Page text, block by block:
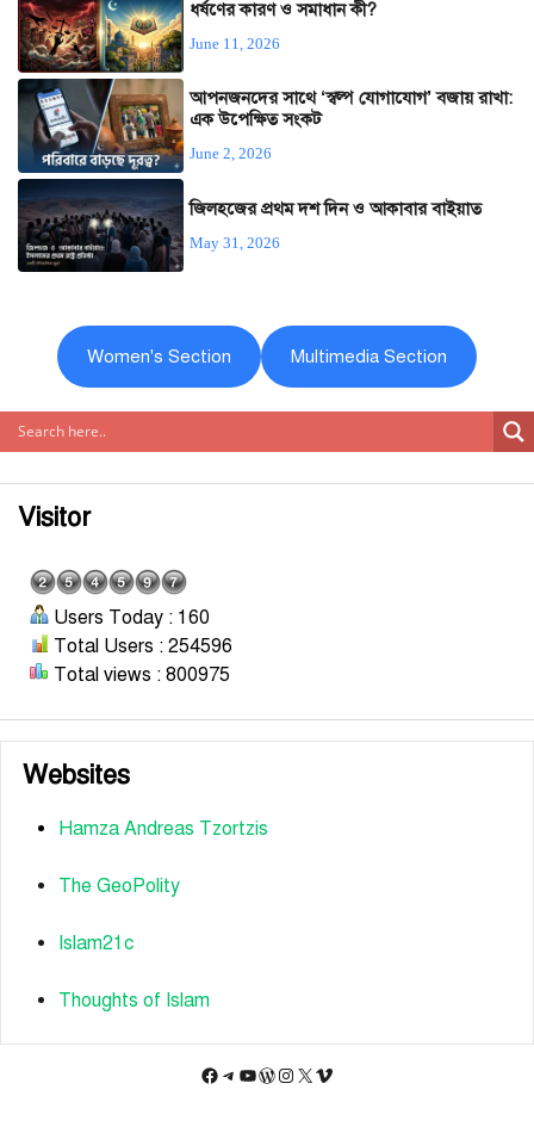
ধর্ষণের কারণ ও সমাধান কী?
June 11, 2026
আপনজনদের সাথে ‘স্বল্প যোগাযোগ’ বজায় রাখা:
এক উপেক্ষিত সংকট
June 2, 2026
জিলহজের প্রথম দশ দিন ও আকাবার বাইয়াত
May 31, 2026
Women's Section Multimedia Section
Visitor
Users Today : 160
Total Users : 254596
Total views : 800975
Websites
Hamza Andreas Tzortzis
The GeoPolity
Islam21c
Thoughts of Islam
Facebook
Telegram
YouTube
WordPress
Instagram
X Vimeo